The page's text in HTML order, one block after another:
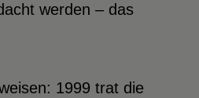
werden – das
1999 trat die